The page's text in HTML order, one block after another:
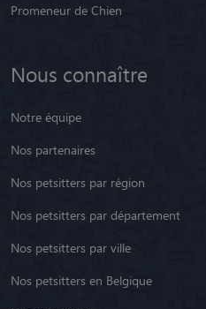
Promeneur de Chien
Nous connaître
Notre équipe
Nos partenaires
Nos petsitters par région
Nos petsitters par département
Nos petsitters par ville
Nos petsitters en Belgique